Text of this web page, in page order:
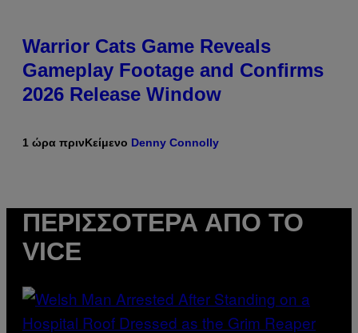
Warrior Cats Game Reveals
Gameplay Footage and Confirms
2026 Release Window
1 ώρα πρινΚείμενο Denny Connolly
ΠΕΡΙΣΣΌΤΕΡΑ ΑΠΌ ΤΟ
VICE